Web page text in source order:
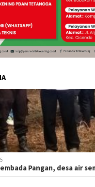
Pangan, desa air